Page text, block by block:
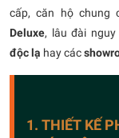
cấp, căn hộ chung
Deluxe, lâu đài
độc lạ hay các
1. THIẾT KẾ